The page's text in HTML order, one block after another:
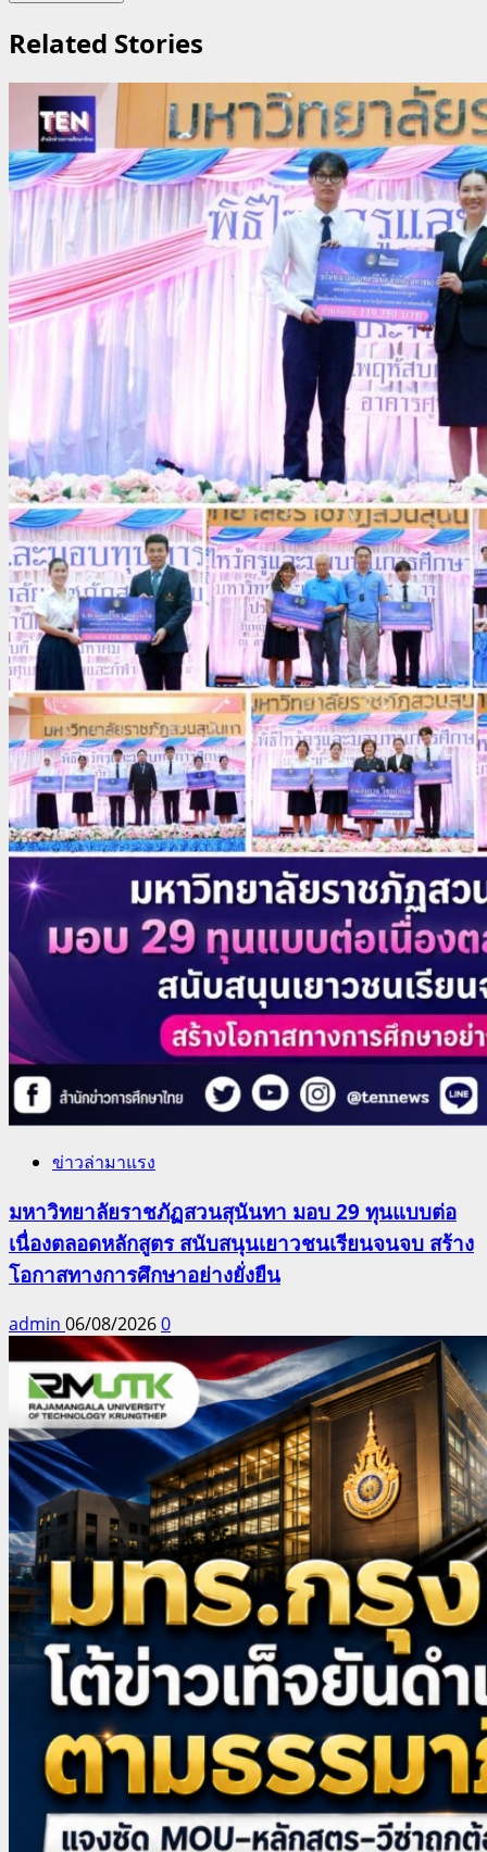
Related Stories
ข่าวล่ามาแรง
มหาวิทยาลัยราชภัฏสวนสุนันทา มอบ 29 ทุนแบบต่อ
เนื่องตลอดหลักสูตร สนับสนุนเยาวชนเรียนจนจบ สร้าง
โอกาสทางการศึกษาอย่างยั่งยืน
admin 06/08/20260